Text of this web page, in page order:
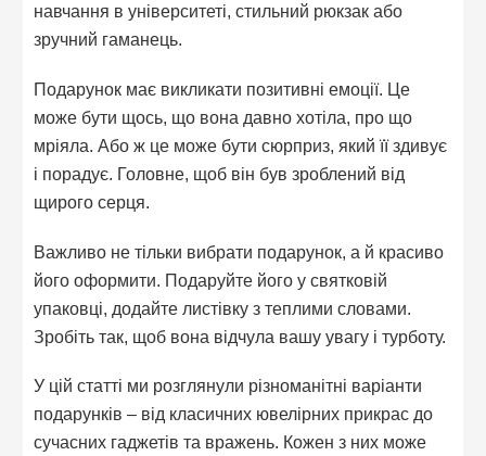
навчання в університеті, стильний рюкзак або
зручний гаманець.
Подарунок має викликати позитивні емоції. Це
може бути щось, що вона давно хотіла, про що
мріяла. Або ж це може бути сюрприз, який її здивує
і порадує. Головне, щоб він був зроблений від
щирого серця.
Важливо не тільки вибрати подарунок, а й красиво
його оформити. Подаруйте його у святковій
упаковці, додайте листівку з теплими словами.
Зробіть так, щоб вона відчула вашу увагу і турботу.
У цій статті ми розглянули різноманітні варіанти
подарунків – від класичних ювелірних прикрас до
сучасних гаджетів та вражень. Кожен з них може